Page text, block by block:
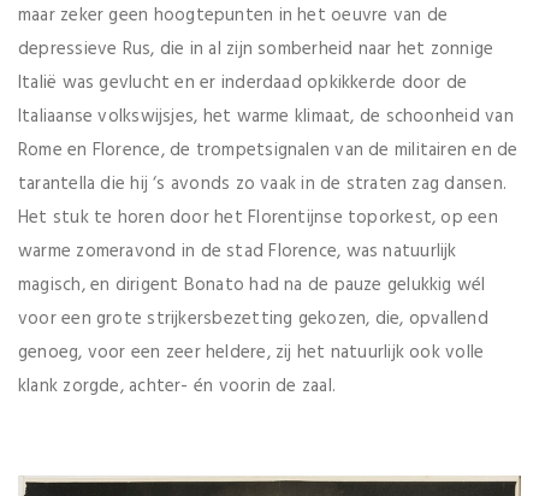
maar zeker geen hoogtepunten in het oeuvre van de
depressieve Rus, die in al zijn somberheid naar het zonnige
Italië was gevlucht en er inderdaad opkikkerde door de
Italiaanse volkswijsjes, het warme klimaat, de schoonheid van
Rome en Florence, de trompetsignalen van de militairen en de
tarantella die hij ‘s avonds zo vaak in de straten zag dansen.
Het stuk te horen door het Florentijnse toporkest, op een
warme zomeravond in de stad Florence, was natuurlijk
magisch, en dirigent Bonato had na de pauze gelukkig wél
voor een grote strijkersbezetting gekozen, die, opvallend
genoeg, voor een zeer heldere, zij het natuurlijk ook volle
klank zorgde, achter- én voorin de zaal.